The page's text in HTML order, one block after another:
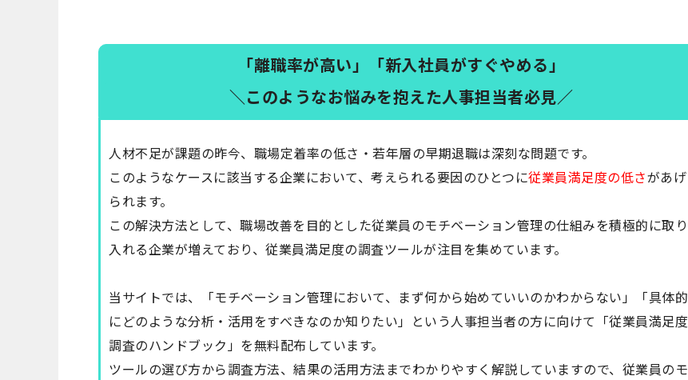
「離職率が高い」「新入社員がすぐやめる」
＼このようなお悩みを抱えた人事担当者必見／
人材不足が課題の昨今、職場定着率の低さ・若年層の早期退職は深刻な問題です。
このようなケースに該当する企業において、考えられる要因のひとつに従業員満足度の低さがあげ
られます。
この解決方法として、職場改善を目的とした従業員のモチベーション管理の仕組みを積極的に取り
入れる企業が増えており、従業員満足度の調査ツールが注目を集めています。
当サイトでは、「モチベーション管理において、まず何から始めていいのかわからない」「具体的
にどのような分析・活用をすべきなのか知りたい」という人事担当者の方に向けて「従業員満足度
調査のハンドブック」を無料配布しています。
ツールの選び方から調査方法、結果の活用方法までわかりやすく解説していますので、従業員のモ